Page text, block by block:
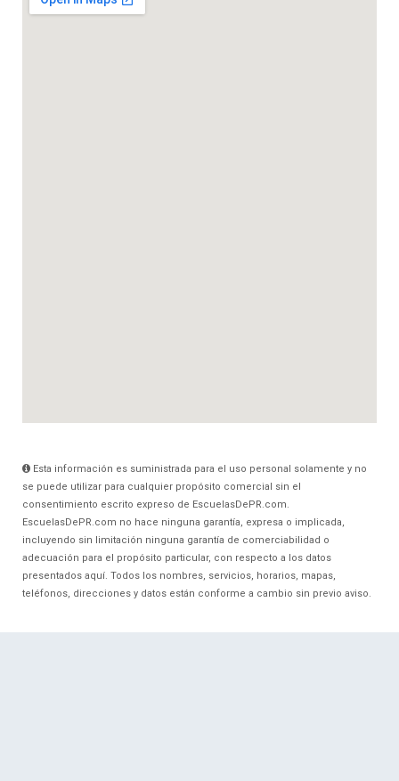
Esta información es suministrada para el uso personal solamente y no
se puede utilizar para cualquier propósito comercial sin el
consentimiento escrito expreso de EscuelasDePR.com.
EscuelasDePR.com no hace ninguna garantía, expresa o implicada,
incluyendo sin limitación ninguna garantía de comerciabilidad o
adecuación para el propósito particular, con respecto a los datos
presentados aquí. Todos los nombres, servicios, horarios, mapas,
teléfonos, direcciones y datos están conforme a cambio sin previo aviso.